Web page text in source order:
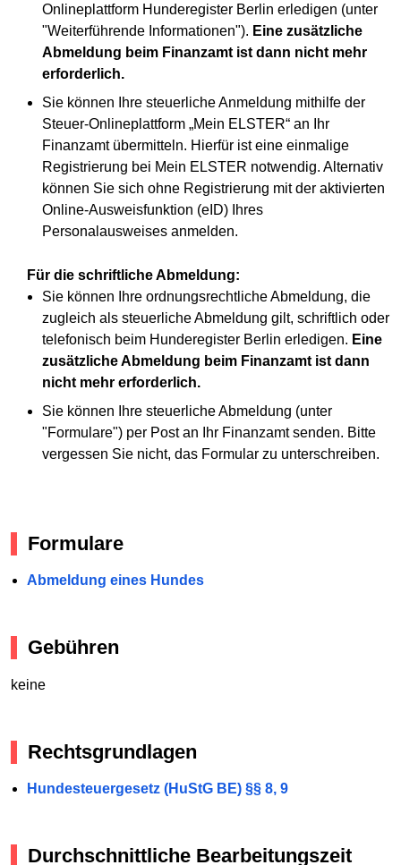
Onlineplattform Hunderegister Berlin erledigen (unter
"Weiterführende Informationen"). Eine zusätzliche
Abmeldung beim Finanzamt ist dann nicht mehr
erforderlich.
Sie können Ihre steuerliche Anmeldung mithilfe der
Steuer-Onlineplattform „Mein ELSTER“ an Ihr
Finanzamt übermitteln. Hierfür ist eine einmalige
Registrierung bei Mein ELSTER notwendig. Alternativ
können Sie sich ohne Registrierung mit der aktivierten
Online-Ausweisfunktion (eID) Ihres
Personalausweises anmelden.
Für die schriftliche Abmeldung:
Sie können Ihre ordnungsrechtliche Abmeldung, die
zugleich als steuerliche Abmeldung gilt, schriftlich oder
telefonisch beim Hunderegister Berlin erledigen. Eine
zusätzliche Abmeldung beim Finanzamt ist dann
nicht mehr erforderlich.
Sie können Ihre steuerliche Abmeldung (unter
"Formulare") per Post an Ihr Finanzamt senden. Bitte
vergessen Sie nicht, das Formular zu unterschreiben.
Formulare
Abmeldung eines Hundes
Gebühren
keine
Rechtsgrundlagen
Hundesteuergesetz (HuStG BE) §§ 8, 9
Durchschnittliche Bearbeitungszeit